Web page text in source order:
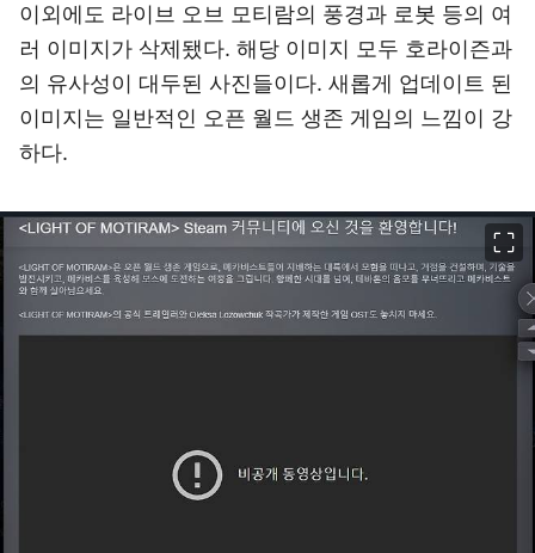
이외에도 라이브 오브 모티람의 풍경과 로봇 등의 여
러 이미지가 삭제됐다. 해당 이미지 모두 호라이즌과
의 유사성이 대두된 사진들이다. 새롭게 업데이트 된
이미지는 일반적인 오픈 월드 생존 게임의 느낌이 강
하다.